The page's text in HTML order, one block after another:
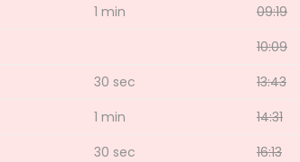
1 min
09:19
10:09
30 sec
13:43
1 min
14:31
30 sec
16:13